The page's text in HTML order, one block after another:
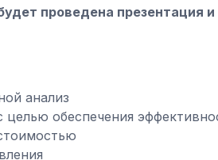
проведена презентация
анализ
целью обеспечения